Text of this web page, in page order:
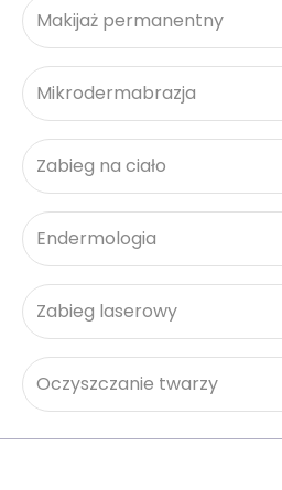
Makijaż permanentny
Mikrodermabrazja
Zabieg na ciało
Endermologia
Zabieg laserowy
Oczyszczanie twarzy